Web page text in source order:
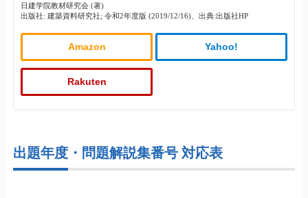
日建学院教材研究会 (著)
出版社: 建築資料研究社; 令和2年度版 (2019/12/16)、出典:出版社HP
Amazon Yahoo!
Rakuten
出題年度・問題解説集番号 対応表